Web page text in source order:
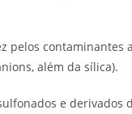
pelos contaminantes
além da sílica).
e derivados